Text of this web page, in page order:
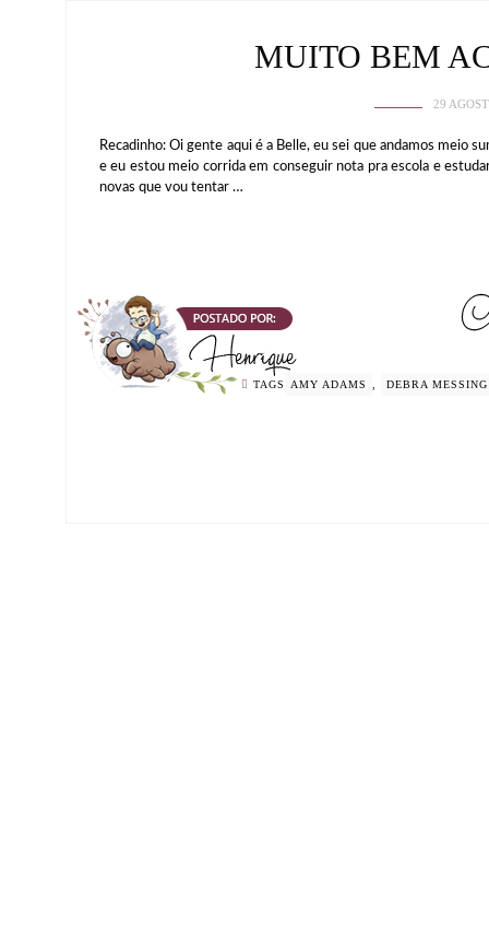
MUITO BEM
29
Recadinho: Oi gente aqui é a Belle, eu sei que andamos meio
e eu estou meio corrida em conseguir nota pra escola e
novas que vou tentar …
TAGS AMY ADAMS , DEBRA MESSING